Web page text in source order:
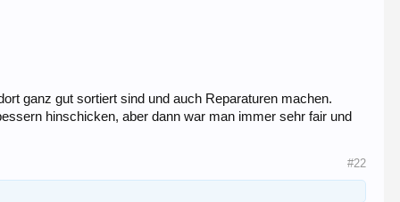
ganz gut sortiert sind und auch Reparaturen machen.
hinschicken, aber dann war man immer sehr fair und
#22